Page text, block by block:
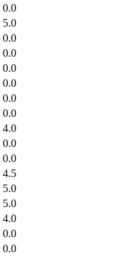
0.0
5.0
0.0
0.0
0.0
0.0
0.0
0.0
4.0
0.0
0.0
4.5
5.0
5.0
4.0
0.0
0.0